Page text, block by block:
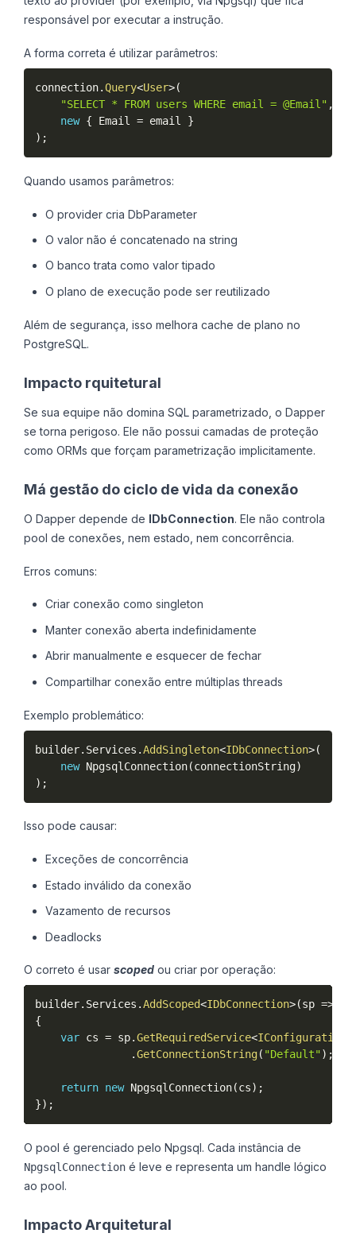
responsável por executar a instrução.
A forma correta é utilizar parâmetros:
connection.Query<User>(
"SELECT * FROM users WHERE email = @Email" ,
new { Email = email }
) ;
Quando usamos parâmetros:
O provider cria DbParameter
O valor não é concatenado na string
O banco trata como valor tipado
O plano de execução pode ser reutilizado
Além de segurança, isso melhora cache de plano no
PostgreSQL.
Impacto rquitetural
Se sua equipe não domina SQL parametrizado, o Dapper
se torna perigoso. Ele não possui camadas de proteção
como ORMs que forçam parametrização implicitamente.
Má gestão do ciclo de vida da conexão
O Dapper depende de IDbConnection. Ele não controla
pool de conexões, nem estado, nem concorrência.
Erros comuns:
Criar conexão como singleton
Manter conexão aberta indefinidamente
Abrir manualmente e esquecer de fechar
Compartilhar conexão entre múltiplas threads
Exemplo problemático:
builder. Services .AddSingleton<IDbConnection>(
new NpgsqlConnection(connectionString)
) ;
Isso pode causar:
Exceções de concorrência
Estado inválido da conexão
Vazamento de recursos
Deadlocks
O correto é usar scoped ou criar por operação:
builder. Services .AddScoped<IDbConnection>(sp =>
{
var cs = sp.GetRequiredService<IConfiguration
.GetConnectionString( "Default") ;
return new NpgsqlConnection(cs) ;
}) ;
O pool é gerenciado pelo Npgsql. Cada instância de
NpgsqlConnection é leve e representa um handle lógico
ao pool.
Impacto Arquitetural